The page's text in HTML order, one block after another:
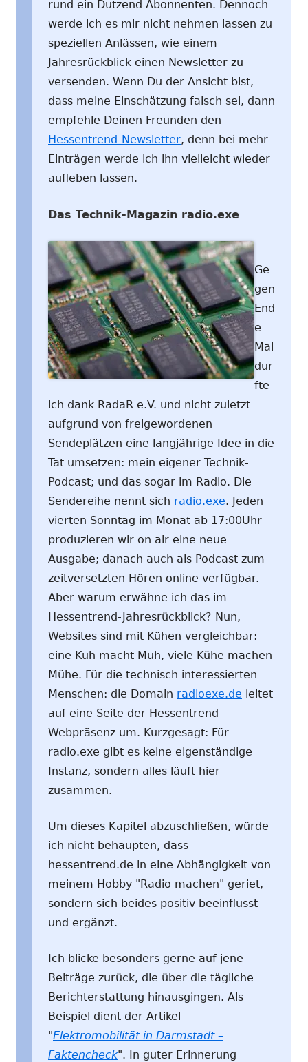
rund ein Dutzend Abonnenten. Dennoch
werde ich es mir nicht nehmen lassen zu
speziellen Anlässen, wie einem
Jahresrückblick einen Newsletter zu
versenden. Wenn Du der Ansicht bist,
dass meine Einschätzung falsch sei, dann
empfehle Deinen Freunden den
Hessentrend-Newsletter, denn bei mehr
Einträgen werde ich ihn vielleicht wieder
aufleben lassen.
Das Technik-Magazin radio.exe
Ge
gen
End
e
Mai
dur
fte
ich dank RadaR e.V. und nicht zuletzt
aufgrund von freigewordenen
Sendeplätzen eine langjährige Idee in die
Tat umsetzen: mein eigener Technik-
Podcast; und das sogar im Radio. Die
Sendereihe nennt sich radio.exe. Jeden
vierten Sonntag im Monat ab 17:00Uhr
produzieren wir on air eine neue
Ausgabe; danach auch als Podcast zum
zeitversetzten Hören online verfügbar.
Aber warum erwähne ich das im
Hessentrend-Jahresrückblick? Nun,
Websites sind mit Kühen vergleichbar:
eine Kuh macht Muh, viele Kühe machen
Mühe. Für die technisch interessierten
Menschen: die Domain radioexe.de leitet
auf eine Seite der Hessentrend-
Webpräsenz um. Kurzgesagt: Für
radio.exe gibt es keine eigenständige
Instanz, sondern alles läuft hier
zusammen.
Um dieses Kapitel abzuschließen, würde
ich nicht behaupten, dass
hessentrend.de in eine Abhängigkeit von
meinem Hobby "Radio machen" geriet,
sondern sich beides positiv beeinflusst
und ergänzt.
Ich blicke besonders gerne auf jene
Beiträge zurück, die über die tägliche
Berichterstattung hinausgingen. Als
Beispiel dient der Artikel
"Elektromobilität in Darmstadt –
Faktencheck". In guter Erinnerung